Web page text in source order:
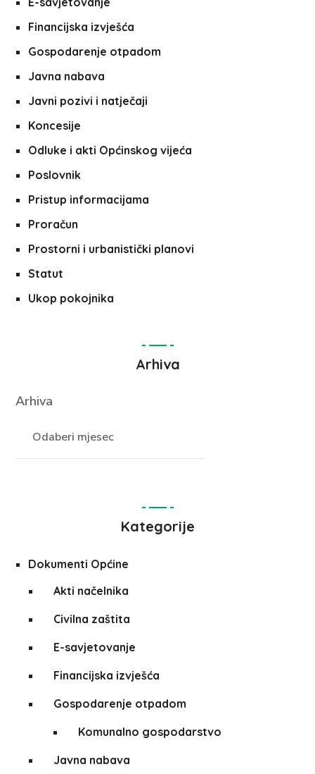
Financijska izvješća
Gospodarenje otpadom
Javna nabava
Javni pozivi i natječaji
Koncesije
Odluke i akti Općinskog vijeća
Poslovnik
Pristup informacijama
Proračun
Prostorni i urbanistički planovi
Statut
Ukop pokojnika
Arhiva
Arhiva
Kategorije
Dokumenti Općine
Akti načelnika
Civilna zaštita
E-savjetovanje
Financijska izvješća
Gospodarenje otpadom
Komunalno gospodarstvo
Javna nabava